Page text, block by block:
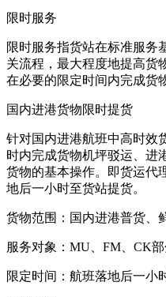
限时服务
限时服务指货站在标准服务
关流程，最大程度地提高货
在必要的限定时间内完成货
国内进港货物限时提货
针对国内进港航班中高时效
时内完成货物机坪驳运、进
货物的基本操作。即货运代
地后一小时至货站提货。
货物范围：国内进港普货、
服务对象：MU、FM、CK
限定时间：航班落地后一小